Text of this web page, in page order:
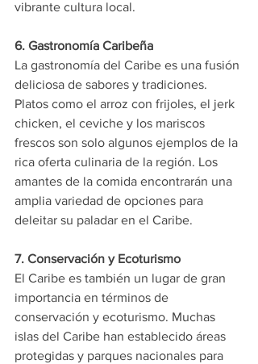
vibrante cultura local.
6. Gastronomía Caribeña
La gastronomía del Caribe es una fusión
deliciosa de sabores y tradiciones.
Platos como el arroz con frijoles, el jerk
chicken, el ceviche y los mariscos
frescos son solo algunos ejemplos de la
rica oferta culinaria de la región. Los
amantes de la comida encontrarán una
amplia variedad de opciones para
deleitar su paladar en el Caribe.
7. Conservación y Ecoturismo
El Caribe es también un lugar de gran
importancia en términos de
conservación y ecoturismo. Muchas
islas del Caribe han establecido áreas
protegidas y parques nacionales para